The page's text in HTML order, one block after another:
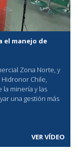
el manejo de
Zona Norte, y
Chile,
minería y las
una gestión más
VER VÍDEO